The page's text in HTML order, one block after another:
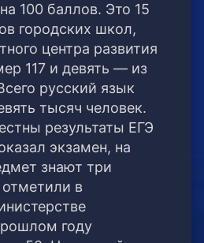
100 баллов. Это 15
городских школ,
центра развития
117 и девять — из
русский язык
тысяч человек.
результаты ЕГЭ
экзамен, на
знают три
в
году